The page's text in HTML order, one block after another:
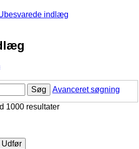
indlæg
Søg
Avanceret søgning
1000 resultater